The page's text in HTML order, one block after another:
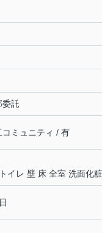
委託
ミュニティ / 有
イレ 壁 床 全室 洗面化